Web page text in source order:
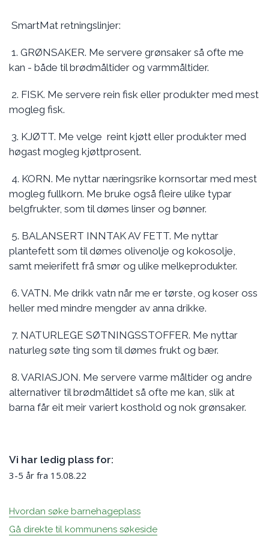
SmartMat retningslinjer:
1. GRØNSAKER. Me servere grønsaker så ofte me
kan - både til brødmåltider og varmmåltider.
2. FISK. Me servere rein fisk eller produkter med mest
mogleg fisk.
3. KJØTT. Me velge reint kjøtt eller produkter med
høgast mogleg kjøttprosent.
4. KORN. Me nyttar næringsrike kornsortar med mest
mogleg fullkorn. Me bruke også fleire ulike typar
belgfrukter, som til dømes linser og bønner.
5. BALANSERT INNTAK AV FETT. Me nyttar
plantefett som til dømes olivenolje og kokosolje,
samt meierifett frå smør og ulike melkeprodukter.
6. VATN. Me drikk vatn når me er tørste, og koser oss
heller med mindre mengder av anna drikke.
7. NATURLEGE SØTNINGSSTOFFER. Me nyttar
naturleg søte ting som til dømes frukt og bær.
8. VARIASJON. Me servere varme måltider og andre
alternativer til brødmåltidet så ofte me kan, slik at
barna får eit meir variert kosthold og nok grønsaker.
Vi har ledig plass for:
3-5 år fra 15.08.22
Hvordan søke barnehageplass
Gå direkte til kommunens søkeside